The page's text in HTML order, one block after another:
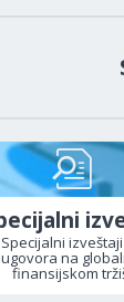
Specijalni izveštaji
ugovora na
finansijskom